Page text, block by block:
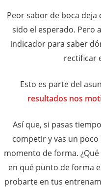
Peor sabor de boca
sido el esperado. Pero
indicador para saber
rectificar
Esto es parte del
resultados nos
Así que, si pasas
competir y vas un
momento de forma.
en qué punto de forma
probarte en tus